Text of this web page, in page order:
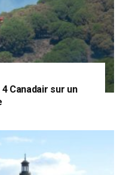
Canadair sur un